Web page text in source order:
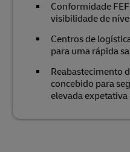
Conformidade
visibilidade de
Centros de
para uma rápida
Reabastecimento
concebido para
elevada expetativa